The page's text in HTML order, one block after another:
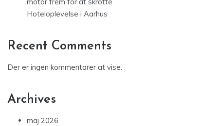
Hoteloplevelse i Aarhus
Recent Comments
Der er ingen kommentarer at vise.
Archives
maj 2026